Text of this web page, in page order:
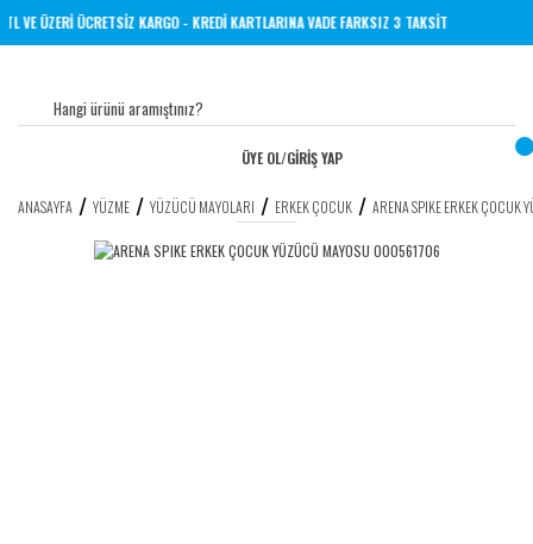
TL VE ÜZERİ ÜCRETSİZ KARGO - KREDİ KARTLARINA VADE FARKSIZ 3 TAKSİT
ÜYE OL/GİRİŞ YAP
ANASAYFA YÜZME YÜZÜCÜ MAYOLARI ERKEK ÇOCUK ARENA SPIKE ERKEK